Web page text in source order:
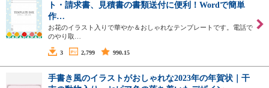
ト・請求書、見積書の書類送付に便利！Wordで簡単
作…
お花のイラスト入りで華やか＆おしゃれなテンプレートです。電話で
のやり取…
3 2,799 990.15
手書き風のイラストがおしゃれな2023年の年賀状｜干